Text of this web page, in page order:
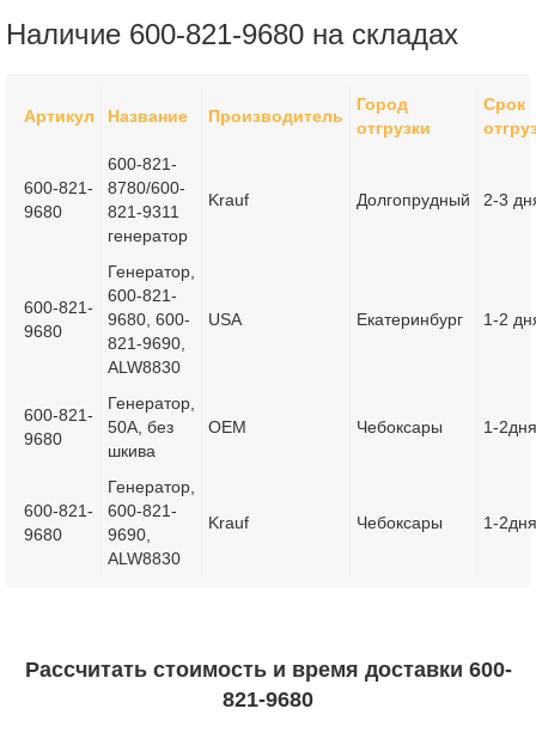
Наличие 600-821-9680 на складах
Артикул Название Производитель
Город
отгрузки
Срок
600-821-
9680
600-821-
8780/600-
821-9311
генератор
Krauf Долгопрудный 2-3
600-821-
9680
Генератор,
600-821-
9680, 600-
821-9690,
ALW8830
USA Екатеринбург 1-2
600-821-
9680
Генератор,
50A, без
шкива
OEM Чебоксары 1-2дня
600-821-
9680
Генератор,
600-821-
9690,
ALW8830
Krauf Чебоксары 1-2дня
Рассчитать стоимость и время доставки 600-
821-9680